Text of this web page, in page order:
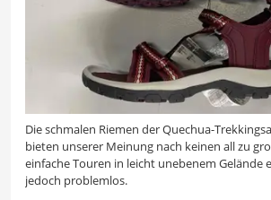
Die schmalen Riemen derQuechua-
bieten unserer Meinung nach keinen all zu
einfache Touren in leicht unebenem Gelände
jedoch problemlos.